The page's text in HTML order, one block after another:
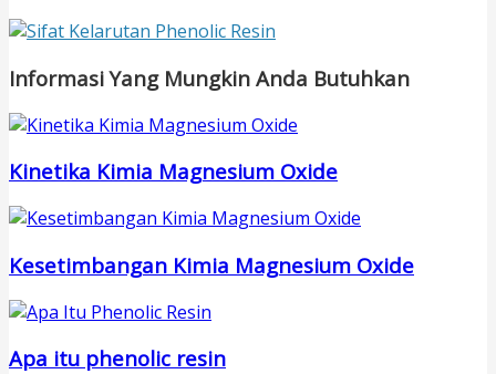
Informasi Yang Mungkin Anda Butuhkan
Kinetika Kimia Magnesium Oxide
Kesetimbangan Kimia Magnesium Oxide
Apa itu phenolic resin